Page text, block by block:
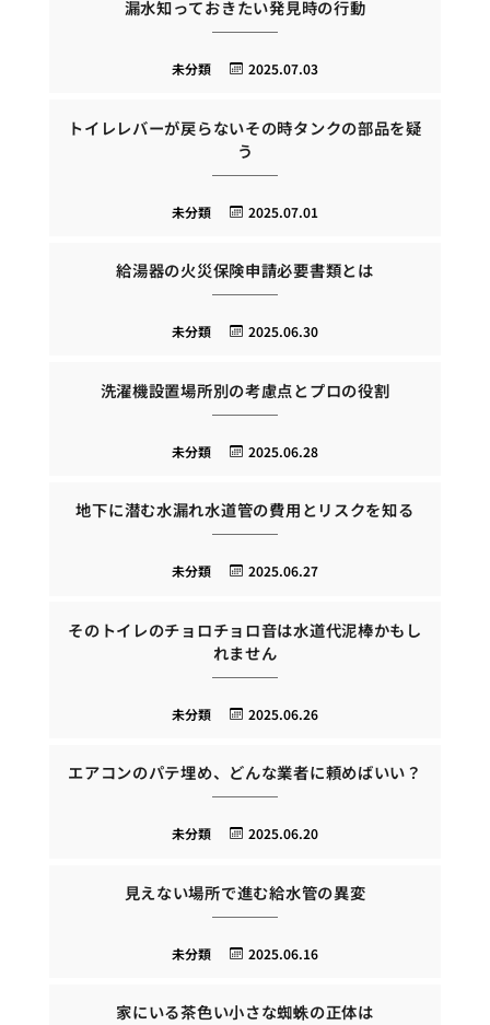
漏水知っておきたい発見時の行動
2025.07.03
未分類
トイレレバーが戻らないその時タンクの部品を疑
う
2025.07.01
未分類
給湯器の火災保険申請必要書類とは
2025.06.30
未分類
洗濯機設置場所別の考慮点とプロの役割
2025.06.28
未分類
地下に潜む水漏れ水道管の費用とリスクを知る
2025.06.27
未分類
そのトイレのチョロチョロ音は水道代泥棒かもし
れません
2025.06.26
未分類
エアコンのパテ埋め、どんな業者に頼めばいい？
2025.06.20
未分類
見えない場所で進む給水管の異変
2025.06.16
未分類
家にいる茶色い小さな蜘蛛の正体は